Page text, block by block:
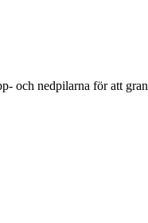
och nedpilarna för att